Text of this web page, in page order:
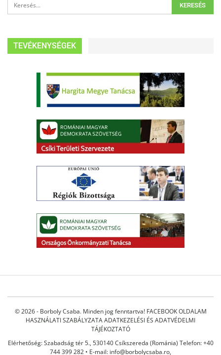
TEVÉKENYSÉGEK
© 2026 - Borboly Csaba. Minden jog fenntartva! FACEBOOK OLDALAM
HASZNÁLATI SZABÁLYZATAADATKEZELÉSI ÉS ADATVÉDELMI
TÁJÉKOZTATÓ
Elérhetőség: Szabadság tér 5., 530140 Csíkszereda (Románia) Telefon: +40
744 399 282 • E-mail: info@borbolycsaba.ro,